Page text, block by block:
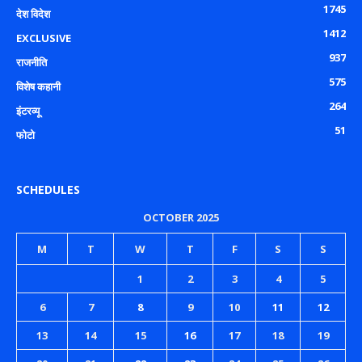
देश विदेश
1745
EXCLUSIVE
1412
राजनीति
937
विशेष कहानी
575
इंटरव्यू
264
फोटो
51
SCHEDULES
OCTOBER 2025
M T W T F S S
1 2 3 4
5
6
7 8 9 10 11
12
13
14 15 16 17 18
19